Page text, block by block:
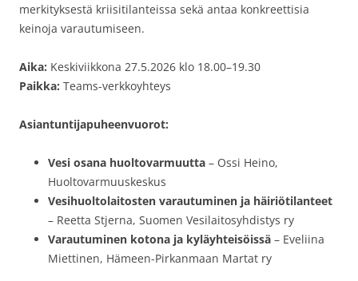
merkityksestä kriisitilanteissa sekä antaa konkreettisia
keinoja varautumiseen.
Aika: Keskiviikkona 27.5.2026 klo 18.00–19.30
Paikka: Teams-verkkoyhteys
Asiantuntijapuheenvuorot:
Vesi osana huoltovarmuutta – Ossi Heino,
Huoltovarmuuskeskus
Vesihuoltolaitosten varautuminen ja häiriötilanteet
– Reetta Stjerna, Suomen Vesilaitosyhdistys ry
Varautuminen kotona ja kyläyhteisöissä – Eveliina
Miettinen, Hämeen-Pirkanmaan Martat ry